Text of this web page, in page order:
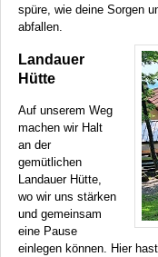
spüre, wie deine Sorgen
abfallen.
Landauer
Hütte
Auf unserem Weg
machen wir Halt
an der
gemütlichen
Landauer Hütte,
wo wir uns stärken
und gemeinsam
eine Pause
einlegen können. Hier